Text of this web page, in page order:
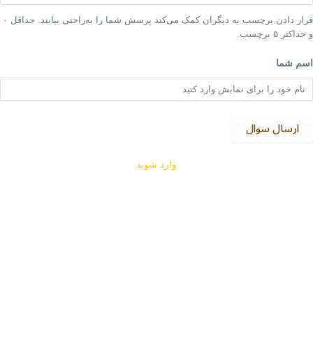
قرار دادن برچسب به دیگران کمک می‌کند پرسش شما را به‌راحتی بیایند. حداقل ۰
و حداکثر ۵ برچسب.
اسم شما
ارسال سوال
وارد شوید